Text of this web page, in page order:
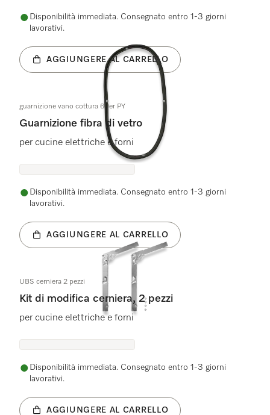
Disponibilità immediata. Consegnato entro 1-3 giorni
lavorativi.
AGGIUNGERE AL CARRELLO
guarnizione vano cottura 60er PY
Guarnizione fibra di vetro
per cucine elettriche e forni
Disponibilità immediata. Consegnato entro 1-3 giorni
lavorativi.
AGGIUNGERE AL CARRELLO
UBS cerniera 2 pezzi
Kit di modifica cerniera, 2 pezzi
per cucine elettriche e forni
Disponibilità immediata. Consegnato entro 1-3 giorni
lavorativi.
AGGIUNGERE AL CARRELLO